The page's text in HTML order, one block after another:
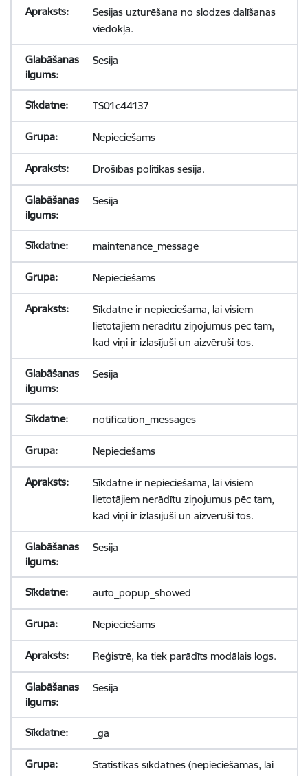
Sesijas uzturēšana no slodzes dalīšanas
viedokļa.
Sesija
TS01c44137
Nepieciešams
Drošības politikas sesija.
Sesija
maintenance_message
Nepieciešams
Sīkdatne ir nepieciešama, lai visiem
lietotājiem nerādītu ziņojumus pēc tam,
kad viņi ir izlasījuši un aizvēruši tos.
Sesija
notification_messages
Nepieciešams
Sīkdatne ir nepieciešama, lai visiem
lietotājiem nerādītu ziņojumus pēc tam,
kad viņi ir izlasījuši un aizvēruši tos.
Sesija
auto_popup_showed
Nepieciešams
Reģistrē, ka tiek parādīts modālais logs.
Sesija
_ga
Statistikas sīkdatnes (nepieciešamas, lai